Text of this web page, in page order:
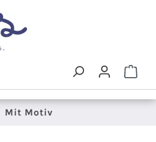
Mit Motiv